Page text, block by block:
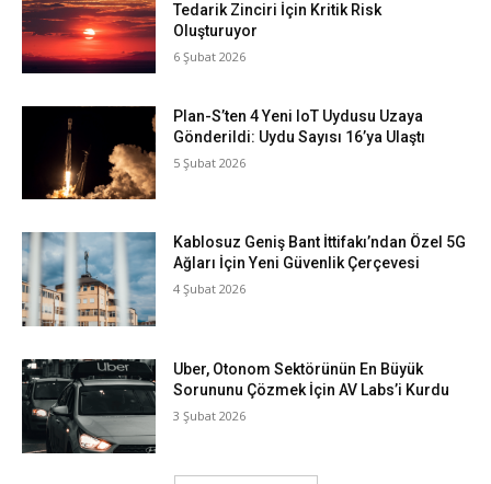
Tedarik Zinciri İçin Kritik Risk
Oluşturuyor
6 Şubat 2026
Plan-S’ten 4 Yeni IoT Uydusu Uzaya
Gönderildi: Uydu Sayısı 16’ya Ulaştı
5 Şubat 2026
Kablosuz Geniş Bant İttifakı’ndan Özel 5G
Ağları İçin Yeni Güvenlik Çerçevesi
4 Şubat 2026
Uber, Otonom Sektörünün En Büyük
Sorununu Çözmek İçin AV Labs’i Kurdu
3 Şubat 2026